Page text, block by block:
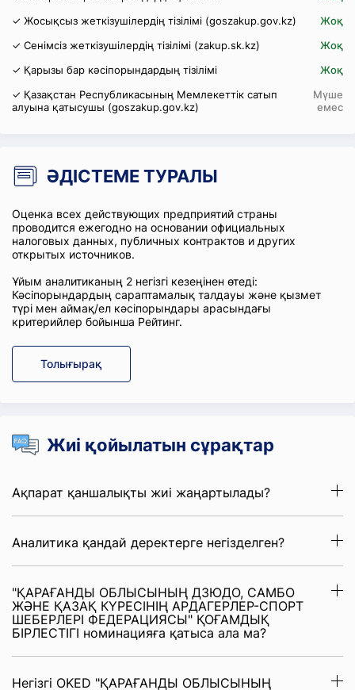
✓ Жосықсыз жеткізушілердің тізілімі (goszakup.gov.kz)
Жоқ
✓ Сенімсіз жеткізушілердің тізілімі (zakup.sk.kz)
Жоқ
✓ Қарызы бар кәсіпорындардың тізілімі
Жоқ
✓ Қазақстан Республикасының Мемлекеттік сатып
алуына қатысушы (goszakup.gov.kz)
Мүше
емес
ӘДІСТЕМЕ ТУРАЛЫ
Оценка всех действующих предприятий страны
проводится ежегодно на основании официальных
налоговых данных, публичных контрактов и других
открытых источников.
Ұйым аналитиканың 2 негізгі кезеңінен өтеді:
Кәсіпорындардың сараптамалық талдауы және қызмет
түрі мен аймақ/ел кәсіпорындары арасындағы
критерийлер бойынша Рейтинг.
Толығырақ
Жиі қойылатын сұрақтар
Ақпарат қаншалықты жиі жаңартылады?
Аналитика қандай деректерге негізделген?
"ҚАРАҒАНДЫ ОБЛЫСЫНЫҢ ДЗЮДО, САМБО
ЖӘНЕ ҚАЗАҚ КҮРЕСІНІҢ АРДАГЕРЛЕР-СПОРТ
ШЕБЕРЛЕРІ ФЕДЕРАЦИЯСЫ" ҚОҒАМДЫҚ
БІРЛЕСТІГІ номинацияға қатыса ала ма?
Негізгі OKED "ҚАРАҒАНДЫ ОБЛЫСЫНЫҢ